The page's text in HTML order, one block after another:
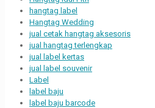
hangtag label
Hangtag Wedding
jual cetak hangtag aksesoris
jual hangtag terlengkap
jual label kertas
jual label souvenir
Label
label baju
label baju barcode